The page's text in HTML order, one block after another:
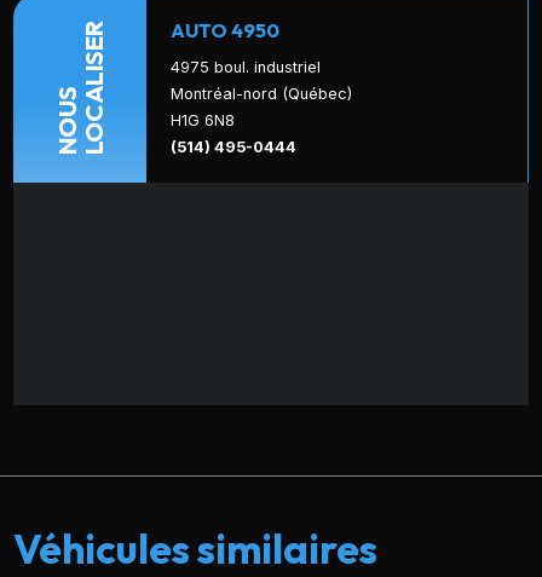
NOUSLOCALISER AUTO 4950
4975 boul. industriel
Montréal-nord (Québec)
H1G 6N8
(514) 495-0444
Véhicules similaires